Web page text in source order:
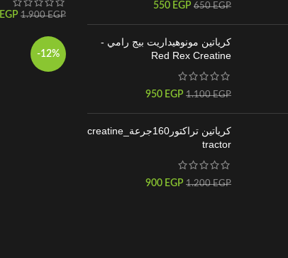
650EGP
550 EGP
كرياتين مونوهيداريت بيج رامي -
Red Rex Creatine
1.100EGP
950 EGP
كرياتين تراكتور160جرعة_creatine
tractor
1.200EGP
900 EGP
1.900EGP
EGP
-12%